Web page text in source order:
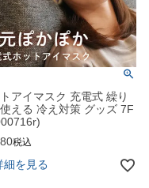
アイマスク 充電式 繰り
える 冷え対策 グッズ 7F
税込
細を見る